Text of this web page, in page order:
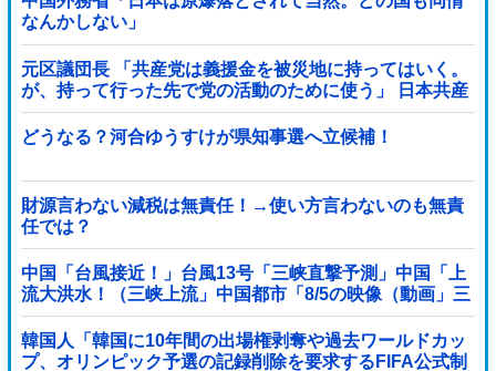
なんかしない」
元区議団長 「共産党は義援金を被災地に持ってはいく。
が、持って行った先で党の活動のために使う」 日本共産
党「事実ではありません」
どうなる？河合ゆうすけが県知事選へ立候補！
財源言わない減税は無責任！→使い方言わないのも無責
任では？
中国「台風接近！」台風13号「三峡直撃予測」中国「上
流大洪水！（三峡上流」中国都市「8/5の映像（動画」三
峡ダム「緊急放流（決壊危機」中国「下流大水害（震え
声」→
韓国人「韓国に10年間の出場権剥奪や過去ワールドカッ
プ、オリンピック予選の記録削除を要求するFIFA公式制